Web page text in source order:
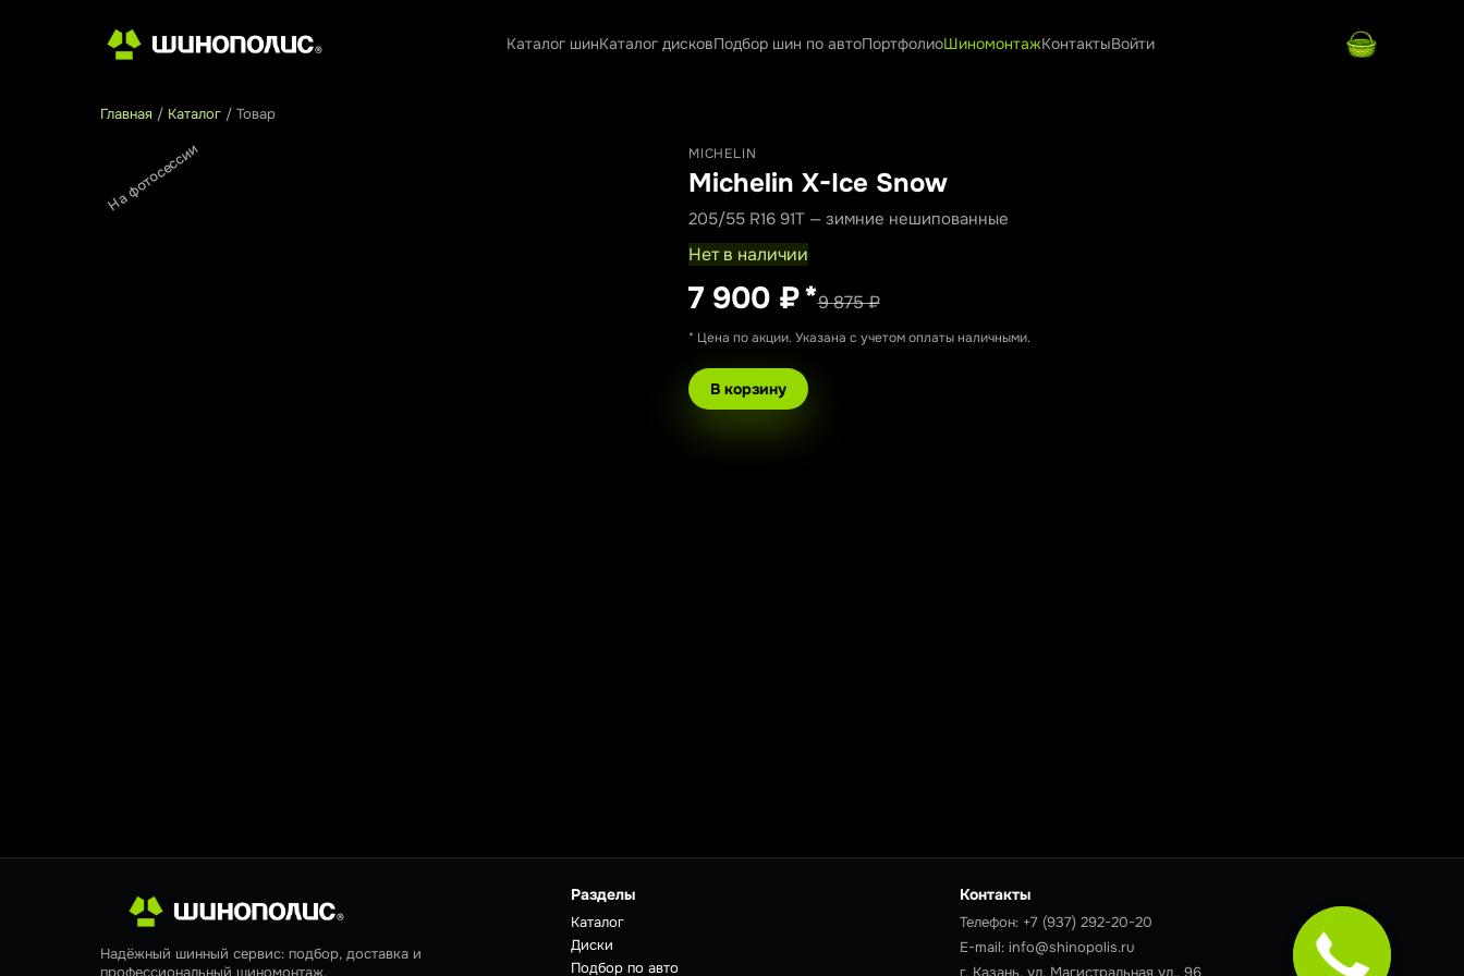
Каталог шинКаталог дисковПодбор шин по автоПортфолиоШиномонтажКонтактыВойти
Главная / Каталог / Товар
На фотосессии MICHELIN
Michelin X-Ice Snow
205/55 R16 91T — зимние нешипованные
Нет в наличии
7 900 ₽*9 875 ₽
* Цена по акции. Указана с учетом оплаты наличными.
В корзину
Надёжный шинный сервис: подбор, доставка и
профессиональный шиномонтаж.
Разделы
Каталог
Диски
Подбор по авто
Контакты
Телефон: +7 (937) 292-20-20
E-mail:info@shinopolis.ru
г. Казань, ул. Магистральная ул., 96